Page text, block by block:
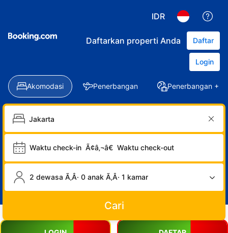
IDR
Daftarkan properti Anda Daftar
Login
Akomodasi Penerbangan Penerbangan +
Waktu check-in Ã¢â‚¬â€ Waktu check-out
2 dewasa Ã‚Â· 0 anak Ã‚Â· 1 kamar
Cari